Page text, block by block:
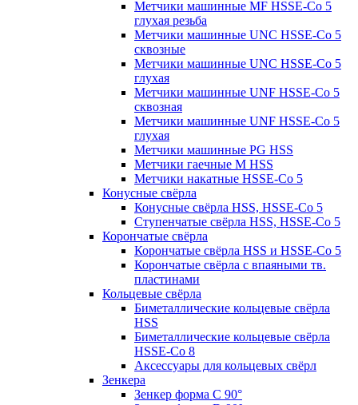
Метчики машинные MF HSSE-Co 5
глухая резьба
Метчики машинные UNC HSSE-Co 5
сквозные
Метчики машинные UNC HSSE-Co 5
глухая
Метчики машинные UNF HSSE-Co 5
сквозная
Метчики машинные UNF HSSE-Co 5
глухая
Метчики машинные PG HSS
Метчики гаечные M HSS
Метчики накатные HSSE-Co 5
Конусные свёрла
Конусные свёрла HSS, HSSE-Co 5
Ступенчатые свёрла HSS, HSSE-Co 5
Корончатые свёрла
Корончатые свёрла HSS и HSSE-Co 5
Корончатые свёрла с впаяными тв.
пластинами
Кольцевые свёрла
Биметаллические кольцевые свёрла
HSS
Биметаллические кольцевые свёрла
HSSE-Co 8
Аксессуары для кольцевых свёрл
Зенкера
Зенкер форма С 90°